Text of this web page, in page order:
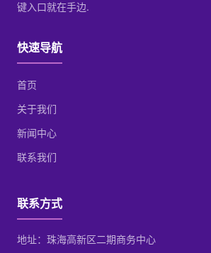
键入口就在手边.
快速导航
首页
关于我们
新闻中心
联系我们
联系方式
地址：珠海高新区二期商务中心